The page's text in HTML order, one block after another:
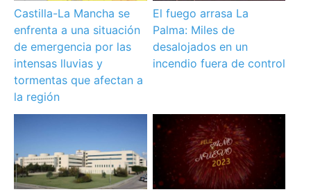
Castilla-La Mancha se
enfrenta a una situación
de emergencia por las
intensas lluvias y
tormentas que afectan a
la región
El fuego arrasa La
Palma: Miles de
desalojados en un
incendio fuera de control